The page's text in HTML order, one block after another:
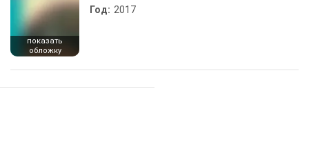
показать
обложку
Год: 2017